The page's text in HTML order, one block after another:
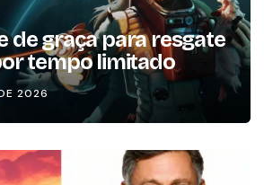
de graça para resgate
tempo limitado
2026